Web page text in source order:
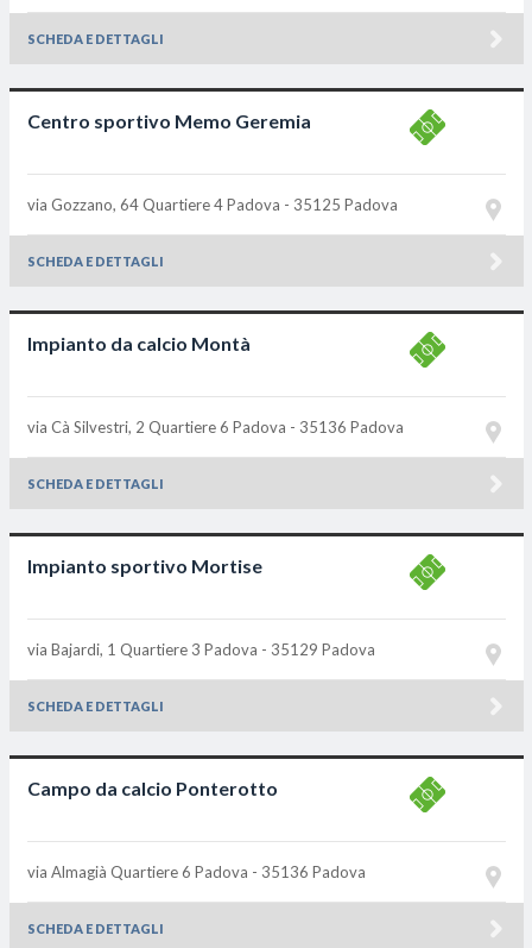
SCHEDA E DETTAGLI
Centro sportivo Memo Geremia
via Gozzano, 64 Quartiere 4 Padova - 35125 Padova
SCHEDA E DETTAGLI
Impianto da calcio Montà
via Cà Silvestri, 2 Quartiere 6 Padova - 35136 Padova
SCHEDA E DETTAGLI
Impianto sportivo Mortise
via Bajardi, 1 Quartiere 3 Padova - 35129 Padova
SCHEDA E DETTAGLI
Campo da calcio Ponterotto
via Almagià Quartiere 6 Padova - 35136 Padova
SCHEDA E DETTAGLI